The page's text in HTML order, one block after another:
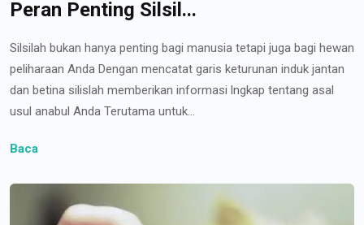
Peran Penting Silsil...
Silsilah bukan hanya penting bagi manusia tetapi juga bagi hewan
peliharaan Anda Dengan mencatat garis keturunan induk jantan
dan betina silislah memberikan informasi lngkap tentang asal
usul anabul Anda Terutama untuk...
Baca